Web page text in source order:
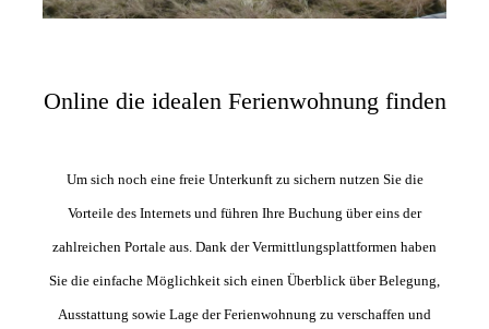
Online die idealen Ferienwohnung finden
Um sich noch eine freie Unterkunft zu sichern nutzen Sie die
Vorteile des Internets und führen Ihre Buchung über eins der
zahlreichen Portale aus. Dank der Vermittlungsplattformen haben
Sie die einfache Möglichkeit sich einen Überblick über Belegung,
Ausstattung sowie Lage der Ferienwohnung zu verschaffen und